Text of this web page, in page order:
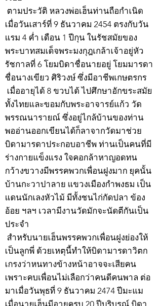
ตามประวัติ หลวงพ่อเฮ็นท่านถือกำเนิด
เมื่อวันเสาร์ที่ 9 ธันวาคม 2454 ตรงกับวัน
แรม 4 ค่ำ เดือน 1 ปีกุน ในรัชสมัยของ
พระบาทสมเด็จพระมงกุฎเกล้าเจ้าอยู่หัว
รัชกาลที่ 6 โยมบิดาชื่อนายอยู่ โยมมารดา
ชื่อนางเขียว ศิริวงษ์ ซึ่งมีอาชีพเกษตรกร
เมื่ออายุได้ 8 ขวบได้ ไปศึกษาอักขระสมัย
ทั้งไทยและขอมกับพระอาจารย์แก้ว วัด
พรรณนารายณ์ ซึ่งอยู่ไกล้บ้านของท่าน
พออ่านออกเขียนได้ก็ลาจากวัดมาช่วย
บิดามารดาประกอบอาชีพ ท่านเป็นคนที่มี
ร่างกายแข็งแรง ใจคอกล้าหาญอดทน
กว้างขวางมีพรรคพวกเพื่อนฝูงมาก ยุคนั้น
บ้านกะวาปาลาย แขวงเมืองกำพงธม เป็น
แดนนักเลงหัวไม้ มีทั้งชนไก่กัดปลา ข้อง
อ้อย ฯลฯ เวลามีงานวัดมักจะนัดตีกันเป็น
ประจำ
สำหรับนายเฮ็นพรรคพวกเพื่อนฝูงย่องให้
เป็นลูกพี่ ด้วยเหตุนี้ทำให้บิดามารดาวิตก
เกรงว่าหนทางข้างหน้าอาจจะเสียคน
เพราะคบเพื่อนไม่เลือกว่าคนดีคนพาล ต่อ
มาเมื่อวันพุธที่ 9 ธันวาคม 2474 ปีมะแม